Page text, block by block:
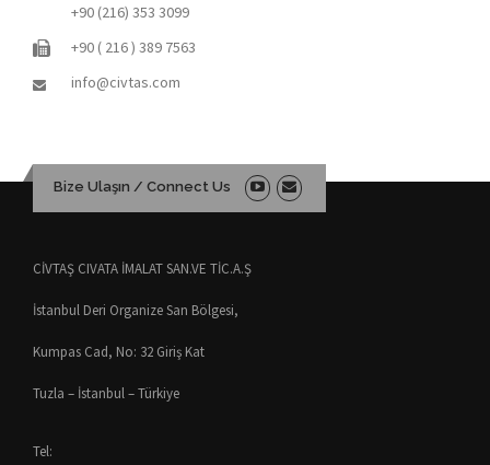
+90 (216) 353 3099
+90 ( 216 ) 389 7563
info@civtas.com
Bize Ulaşın / Connect Us
CİVTAŞ CIVATA İMALAT SAN.VE TİC.A.Ş
İstanbul Deri Organize San Bölgesi,
Kumpas Cad, No: 32 Giriş Kat
Tuzla – İstanbul – Türkiye
Tel: